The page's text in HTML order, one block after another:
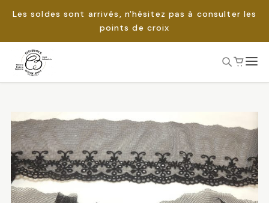
Les soldes sont arrivés, n'hésitez pas à consulter les
points de croix
Passer